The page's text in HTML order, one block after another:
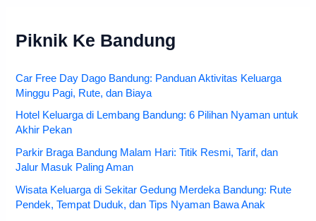
Piknik Ke Bandung
Car Free Day Dago Bandung: Panduan Aktivitas Keluarga
Minggu Pagi, Rute, dan Biaya
Hotel Keluarga di Lembang Bandung: 6 Pilihan Nyaman untuk
Akhir Pekan
Parkir Braga Bandung Malam Hari: Titik Resmi, Tarif, dan
Jalur Masuk Paling Aman
Wisata Keluarga di Sekitar Gedung Merdeka Bandung: Rute
Pendek, Tempat Duduk, dan Tips Nyaman Bawa Anak